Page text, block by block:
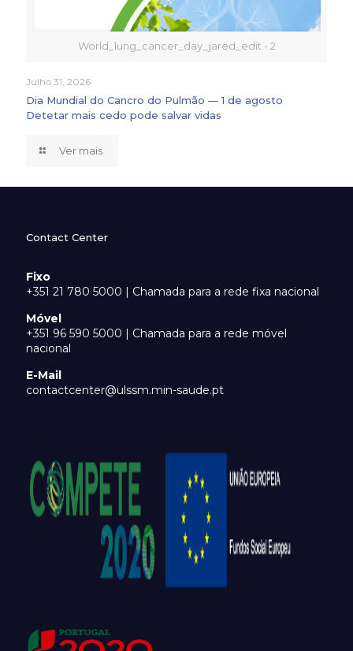
World_lung_cancer_day_jared_edit - 2
Julho 31, 2026
Dia Mundial do Cancro do Pulmão — 1 de agosto
Detetar mais cedo pode salvar vidas
Ver mais
Contact Center
Fixo
+351 21 780 5000 | Chamada para a rede fixa nacional
Móvel
+351 96 590 5000 | Chamada para a rede móvel
nacional
E-Mail
contactcenter@ulssm.min-saude.pt